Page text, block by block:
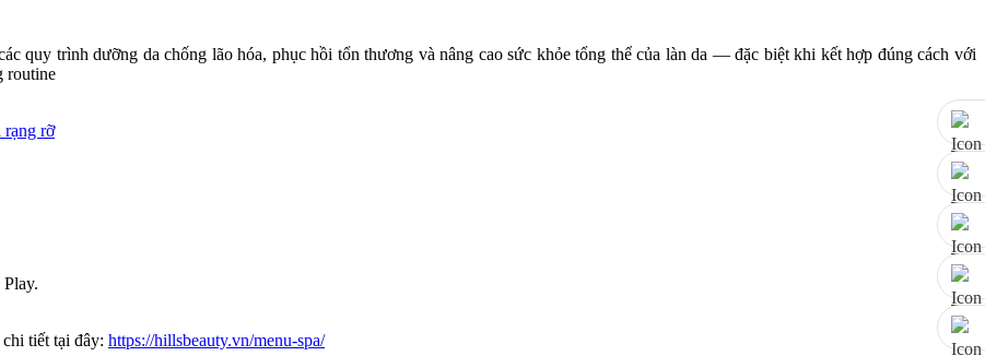
quy trình dưỡng da chống lão hóa, phục hồi tổn thương và nâng cao sức khỏe tổng thể của làn da — đặc biệt khi kết hợp đúng cách với
routine
rạng rỡ
tiết tại đây: https://hillsbeauty.vn/menu-spa/